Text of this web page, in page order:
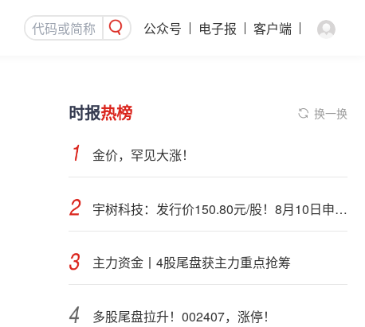
公众号 电子报 客户端
时报热榜 换一换
金价，罕见大涨！
宇树科技：发行价150.80元/股！8月10日申购，DeepSeek参与战略配售
主力资金丨4股尾盘获主力重点抢筹
多股尾盘拉升！002407，涨停！